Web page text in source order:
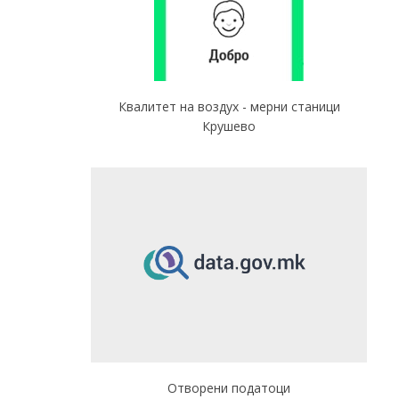
Квалитет на воздух - мерни станици
Крушево
Отворени податоци